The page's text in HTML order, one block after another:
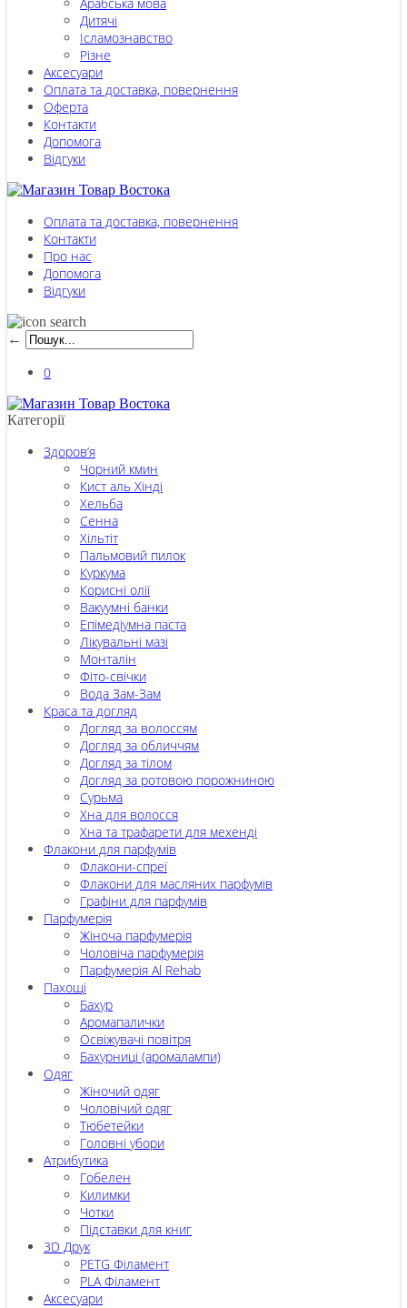
Дитячі
Ісламознавство
Різне
Аксесуари
Оплата та доставка, повернення
Оферта
Контакти
Допомога
Відгуки
Оплата та доставка, повернення
Контакти
Про нас
Допомога
Відгуки
←
0
Категорії
Здоров’я
Чорний кмин
Кист аль Хінді
Хельба
Сенна
Хільтіт
Пальмовий пилок
Куркума
Корисні олії
Вакуумні банки
Епімедіумна паста
Лікувальні мазі
Монталін
Фіто-свічки
Вода Зам-Зам
Краса та догляд
Догляд за волоссям
Догляд за обличчям
Догляд за тілом
Догляд за ротовою порожниною
Сурьма
Хна для волосся
Хна та трафарети для мехенді
Флакони для парфумів
Флакони-спреї
Флакони для масляних парфумів
Графіни для парфумів
Парфумерія
Жіноча парфумерія
Чоловіча парфумерія
Парфумерія Al Rehab
Пахощі
Бахур
Аромапалички
Освіжувачі повітря
Бахурниці (аромалампи)
Одяг
Жіночий одяг
Чоловічий одяг
Тюбетейки
Головні убори
Атрибутика
Гобелен
Килимки
Чотки
Підставки для книг
3D Друк
PETG Філамент
PLA Філамент
Аксесуари